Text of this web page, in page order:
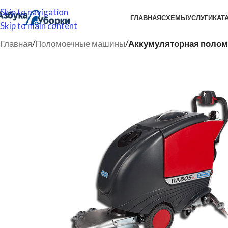
Skip to navigation
Skip to main content
ГЛАВНАЯСХЕМЫУСЛУГИ
Главная/Поломоечные машины/Аккумуляторная